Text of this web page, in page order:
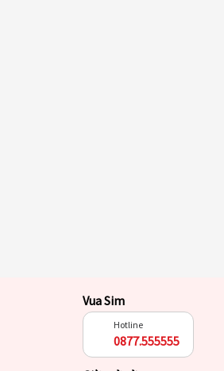
Vua Sim
Hotline
0877.555555